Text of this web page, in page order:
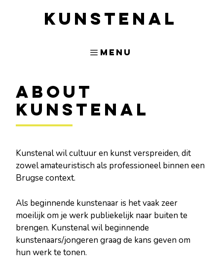
Kunstenal
Menu
About
Kunstenal
Kunstenal wil cultuur en kunst verspreiden, dit
zowel amateuristisch als professioneel binnen een
Brugse context.
Als beginnende kunstenaar is het vaak zeer
moeilijk om je werk publiekelijk naar buiten te
brengen. Kunstenal wil beginnende
kunstenaars/jongeren graag de kans geven om
hun werk te tonen.